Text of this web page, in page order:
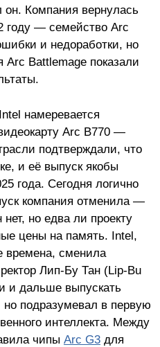
Компания вернулась
году — семейство Arc
и недоработки, но
Arc Battlemage показали
намеревается
Arc B770 —
подтверждали, что
и её выпуск якобы
года. Сегодня логично
компания отменила —
но едва ли проекту
цены на память. Intel,
времена, сменила
Лип-Бу Тан (Lip-Bu
и дальше выпускать
подразумевал в первую
интеллекта. Между
чипы Arc G3для